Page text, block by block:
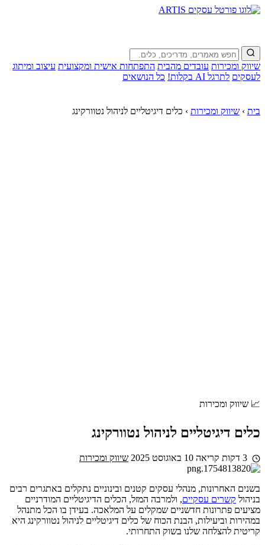
שיווק ומכירות עובדים מהבית התפתחות אישית ומקצועית עיצוב ומיתוג
לעסקים לתרגל AI בקלות! כל הנושאים
בית › שיווק ומכירות › כלים דיגיטליים לניהול נטוורקינג
📈 שיווק ומכירות
כלים דיגיטליים לניהול נטוורקינג
10 באוגוסט 2025 שיווק ומכירות
בשנים האחרונות, מנהלי עסקים קטנים ובינוניים נתקלים באתגרים רבים
בניהול קשרים עסקיים, ולמרבה המזל, הכלים הדיגיטליים המודרניים
מציעים פתרונות חדשניים שמקלים על המלאכה. בעידן בו הכל מתנהל
במהירות וביעילות, הבנת הכוח של כלים דיגיטליים לניהול נטוורקינג היא
קריטית להצלחה שלנו בשוק התחרותי.